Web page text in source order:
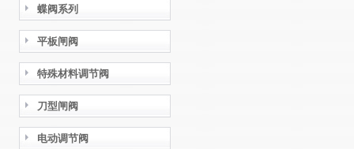
蝶阀系列
平板闸阀
特殊材料调节阀
刀型闸阀
电动调节阀